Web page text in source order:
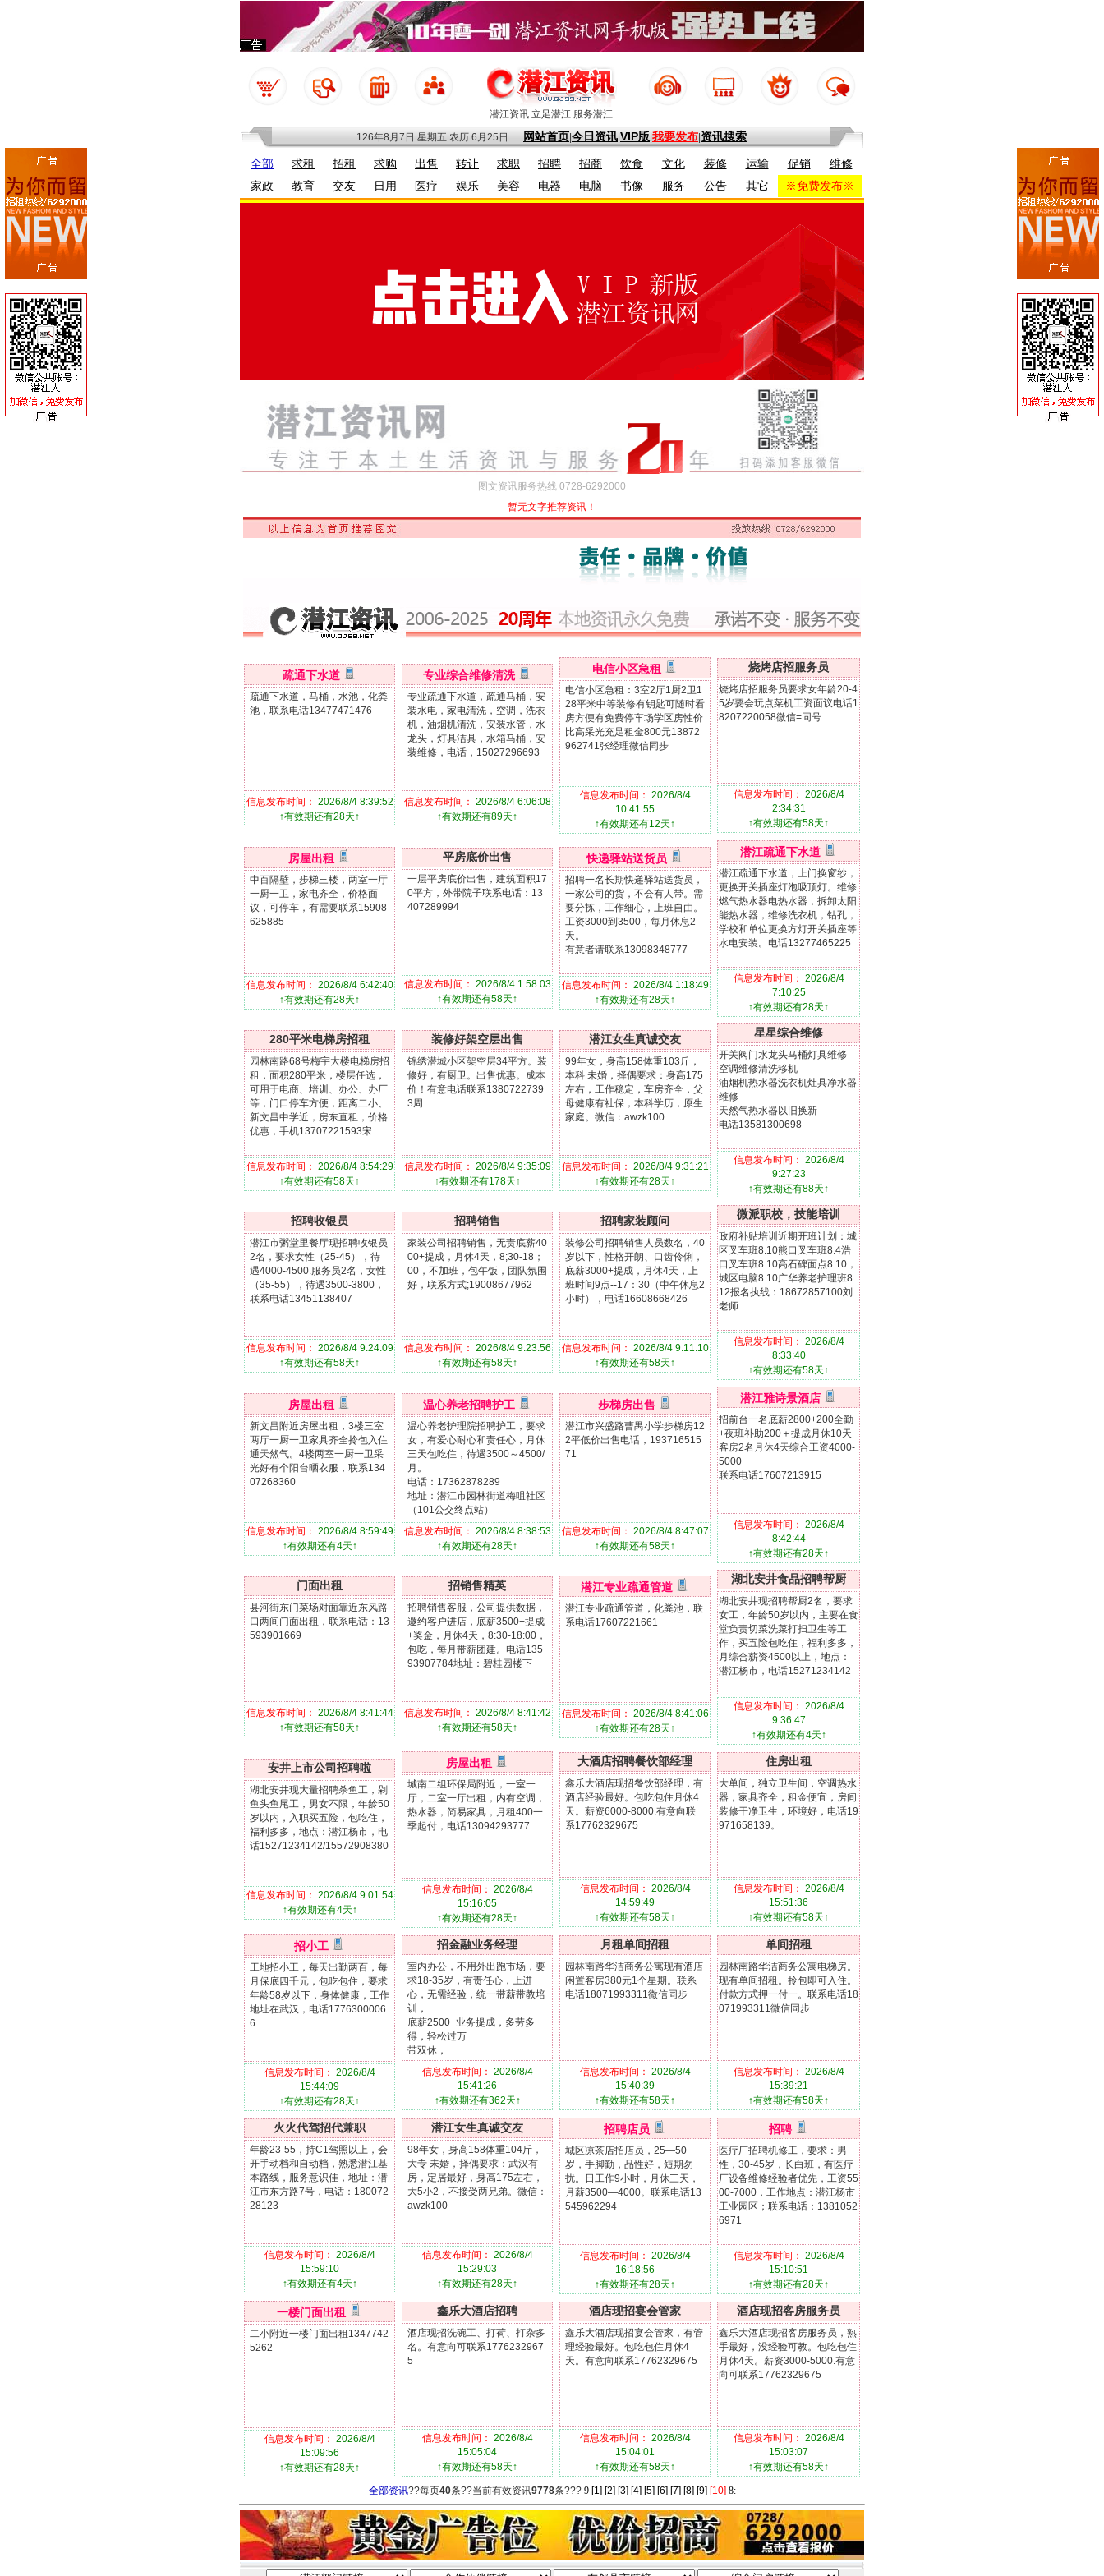
潜江资讯 立足潜江 服务潜江
126年8月7日 星期五 农历 6月25日 网站首页今日资讯VIP版 我要发布资讯搜索
全部 求租 招租 求购 出售 转让 求职 招聘 招商 饮食 文化 装修 运输 促销
维修
家政
教育 交友 日用 医疗 娱乐 美容 电器 电脑 书像 服务 公告 其它 ※免费发布※
图文资讯服务热线 0728-6292000
暂无文字推荐资讯！
疏通下水道
疏通下水道，马桶，水池，化粪
池，联系电话13477471476
信息发布时间： 2026/8/4 8:39:52
↑有效期还有28天↑
专业综合维修清洗
专业疏通下水道，疏通马桶，安
装水电，家电清洗，空调，洗衣
机，油烟机清洗，安装水管，水
龙头，灯具洁具，水箱马桶，安
装维修，电话，15027296693
信息发布时间： 2026/8/4 6:06:08
↑有效期还有89天↑
电信小区急租
电信小区急租：3室2厅1厨2卫1
28平米中等装修有钥匙可随时看
房方便有免费停车场学区房性价
比高采光充足租金800元13872
962741张经理微信同步
信息发布时间： 2026/8/4
10:41:55
↑有效期还有12天↑
烧烤店招服务员
烧烤店招服务员要求女年龄20-4
5岁要会玩点菜机工资面议电话1
8207220058微信=同号
信息发布时间： 2026/8/4
2:34:31
↑有效期还有58天↑
房屋出租
中百隔壁，步梯三楼，两室一厅
一厨一卫，家电齐全，价格面
议，可停车，有需要联系15908
625885
信息发布时间： 2026/8/4 6:42:40
↑有效期还有28天↑
平房底价出售
一层平房底价出售，建筑面积17
0平方，外带院子联系电话：13
407289994
信息发布时间： 2026/8/4 1:58:03
↑有效期还有58天↑
快递驿站送货员
招聘一名长期快递驿站送货员，
一家公司的货，不会有人带。需
要分拣，工作细心，上班自由。
工资3000到3500，每月休息2
天。
有意者请联系13098348777
信息发布时间： 2026/8/4 1:18:49
↑有效期还有28天↑
潜江疏通下水道
潜江疏通下水道，上门换窗纱，
更换开关插座灯泡吸顶灯。维修
燃气热水器电热水器，拆卸太阳
能热水器，维修洗衣机，钻孔，
学校和单位更换方灯开关插座等
水电安装。电话13277465225
信息发布时间： 2026/8/4
7:10:25
↑有效期还有28天↑
280平米电梯房招租
园林南路68号梅宇大楼电梯房招
租，面积280平米，楼层任选，
可用于电商、培训、办公、办厂
等，门口停车方便，距离二小、
新文昌中学近，房东直租，价格
优惠，手机13707221593宋
信息发布时间： 2026/8/4 8:54:29
↑有效期还有58天↑
装修好架空层出售
锦绣潜城小区架空层34平方。装
修好，有厨卫。出售优惠。成本
价！有意电话联系1380722739
3周
信息发布时间： 2026/8/4 9:35:09
↑有效期还有178天↑
潜江女生真诚交友
99年女，身高158体重103斤，
本科 未婚，择偶要求：身高175
左右，工作稳定，车房齐全，父
母健康有社保，本科学历，原生
家庭。微信：awzk100
信息发布时间： 2026/8/4 9:31:21
↑有效期还有28天↑
星星综合维修
开关阀门水龙头马桶灯具维修
空调维修清洗移机
油烟机热水器洗衣机灶具净水器
维修
天然气热水器以旧换新
电话13581300698
信息发布时间： 2026/8/4
9:27:23
↑有效期还有88天↑
招聘收银员
潜江市粥堂里餐厅现招聘收银员
2名，要求女性（25-45），待
遇4000-4500.服务员2名，女性
（35-55），待遇3500-3800，
联系电话13451138407
信息发布时间： 2026/8/4 9:24:09
↑有效期还有58天↑
招聘销售
家装公司招聘销售，无责底薪40
00+提成，月休4天，8;30-18；
00，不加班，包午饭，团队氛围
好，联系方式;19008677962
信息发布时间： 2026/8/4 9:23:56
↑有效期还有58天↑
招聘家装顾问
装修公司招聘销售人员数名，40
岁以下，性格开朗、口齿伶俐，
底薪3000+提成，月休4天，上
班时间9点--17：30（中午休息2
小时），电话16608668426
信息发布时间： 2026/8/4 9:11:10
↑有效期还有58天↑
微派职校，技能培训
政府补贴培训近期开班计划：城
区叉车班8.10熊口叉车班8.4浩
口叉车班8.10高石碑面点8.10，
城区电脑8.10广华养老护理班8.
12报名执线：18672857100刘
老师
信息发布时间： 2026/8/4
8:33:40
↑有效期还有58天↑
房屋出租
新文昌附近房屋出租，3楼三室
两厅一厨一卫家具齐全拎包入住
通天然气。4楼两室一厨一卫采
光好有个阳台晒衣服，联系134
07268360
信息发布时间： 2026/8/4 8:59:49
↑有效期还有4天↑
温心养老招聘护工
温心养老护理院招聘护工，要求
女，有爱心耐心和责任心，月休
三天包吃住，待遇3500～4500/
月。
电话：17362878289
地址：潜江市园林街道梅咀社区
（101公交终点站）
信息发布时间： 2026/8/4 8:38:53
↑有效期还有28天↑
步梯房出售
潜江市兴盛路曹禺小学步梯房12
2平低价出售电话，193716515
71
信息发布时间： 2026/8/4 8:47:07
↑有效期还有58天↑
潜江雅诗景酒店
招前台一名底薪2800+200全勤
+夜班补助200＋提成月休10天
客房2名月休4天综合工资4000-
5000
联系电话17607213915
信息发布时间： 2026/8/4
8:42:44
↑有效期还有28天↑
门面出租
县河街东门菜场对面靠近东风路
口两间门面出租，联系电话：13
593901669
信息发布时间： 2026/8/4 8:41:44
↑有效期还有58天↑
招销售精英
招聘销售客服，公司提供数据，
邀约客户进店，底薪3500+提成
+奖金，月休4天，8:30-18:00，
包吃，每月带薪团建。电话135
93907784地址：碧桂园楼下
信息发布时间： 2026/8/4 8:41:42
↑有效期还有58天↑
潜江专业疏通管道
潜江专业疏通管道，化粪池，联
系电话17607221661
信息发布时间： 2026/8/4 8:41:06
↑有效期还有28天↑
湖北安井食品招聘帮厨
湖北安井现招聘帮厨2名，要求
女工，年龄50岁以内，主要在食
堂负责切菜洗菜打扫卫生等工
作，买五险包吃住，福利多多，
月综合薪资4500以上，地点：
潜江杨市，电话15271234142
信息发布时间： 2026/8/4
9:36:47
↑有效期还有4天↑
安井上市公司招聘啦
湖北安井现大量招聘杀鱼工，剁
鱼头鱼尾工，男女不限，年龄50
岁以内，入职买五险，包吃住，
福利多多，地点：潜江杨市，电
话15271234142/15572908380
信息发布时间： 2026/8/4 9:01:54
↑有效期还有4天↑
房屋出租
城南二组环保局附近，一室一
厅，二室一厅出租，内有空调，
热水器，简易家具，月租400一
季起付，电话13094293777
信息发布时间： 2026/8/4
15:16:05
↑有效期还有28天↑
大酒店招聘餐饮部经理
鑫乐大酒店现招餐饮部经理，有
酒店经验最好。包吃包住月休4
天。薪资6000-8000.有意向联
系17762329675
信息发布时间： 2026/8/4
14:59:49
↑有效期还有58天↑
住房出租
大单间，独立卫生间，空调热水
器，家具齐全，租金便宜，房间
装修干净卫生，环境好，电话19
971658139。
信息发布时间： 2026/8/4
15:51:36
↑有效期还有58天↑
招小工
工地招小工，每天出勤两百，每
月保底四千元，包吃包住，要求
年龄58岁以下，身体健康，工作
地址在武汉，电话1776300006
6
信息发布时间： 2026/8/4
15:44:09
↑有效期还有28天↑
招金融业务经理
室内办公，不用外出跑市场，要
求18-35岁，有责任心，上进
心，无需经验，统一带薪带教培
训，
底薪2500+业务提成，多劳多
得，轻松过万
带双休，
电话：13872968722吴
信息发布时间： 2026/8/4
15:41:26
↑有效期还有362天↑
月租单间招租
园林南路华洁商务公寓现有酒店
闲置客房380元1个星期。联系
电话18071993311微信同步
信息发布时间： 2026/8/4
15:40:39
↑有效期还有58天↑
单间招租
园林南路华洁商务公寓电梯房。
现有单间招租。拎包即可入住。
付款方式押一付一。联系电话18
071993311微信同步
信息发布时间： 2026/8/4
15:39:21
↑有效期还有58天↑
火火代驾招代兼职
年龄23-55，持C1驾照以上，会
开手动档和自动档，熟悉潜江基
本路线，服务意识佳，地址：潜
江市东方路7号，电话：180072
28123
信息发布时间： 2026/8/4
15:59:10
↑有效期还有4天↑
潜江女生真诚交友
98年女，身高158体重104斤，
大专 未婚，择偶要求：武汉有
房，定居最好，身高175左右，
大5小2，不接受两兄弟。微信：
awzk100
信息发布时间： 2026/8/4
15:29:03
↑有效期还有28天↑
招聘店员
城区凉茶店招店员，25—50
岁，手脚勤，品性好，短期勿
扰。日工作9小时，月休三天，
月薪3500—4000。联系电话13
545962294
信息发布时间： 2026/8/4
16:18:56
↑有效期还有28天↑
招聘
医疗厂招聘机修工，要求：男
性，30-45岁，长白班，有医疗
厂设备维修经验者优先，工资55
00-7000，工作地点：潜江杨市
工业园区；联系电话：1381052
6971
信息发布时间： 2026/8/4
15:10:51
↑有效期还有28天↑
一楼门面出租
二小附近一楼门面出租1347742
5262
信息发布时间： 2026/8/4
15:09:56
↑有效期还有28天↑
鑫乐大酒店招聘
酒店现招洗碗工、打荷、打杂多
名。有意向可联系1776232967
5
信息发布时间： 2026/8/4
15:05:04
↑有效期还有58天↑
酒店现招宴会管家
鑫乐大酒店现招宴会管家，有管
理经验最好。包吃包住月休4
天。有意向联系17762329675
信息发布时间： 2026/8/4
15:04:01
↑有效期还有58天↑
酒店现招客房服务员
鑫乐大酒店现招客房服务员，熟
手最好，没经验可教。包吃包住
月休4天。薪资3000-5000.有意
向可联系17762329675
信息发布时间： 2026/8/4
15:03:07
↑有效期还有58天↑
全部资讯??每页40条??当前有效资讯9778条??? 9 [1] [2] [3] [4] [5] [6] [7] [8] [9] [10] 8: